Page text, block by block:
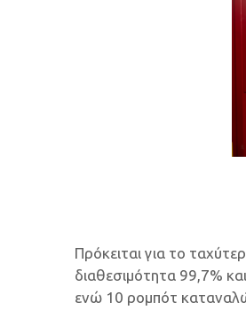
Πρόκειται για το
διαθεσιμότητα 99,7%
ενώ 10 ρομπότ